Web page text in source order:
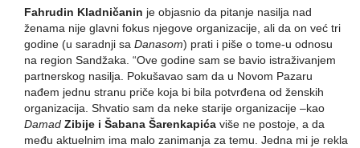
Fahrudin Kladničanin je objasnio da pitanje nasilja nad
ženama nije glavni fokus njegove organizacije, ali da on već tri
godine (u saradnji sa Danasom) prati i piše o tome-u odnosu
na region Sandžaka. “Ove godine sam se bavio istraživanjem
partnerskog nasilja. Pokušavao sam da u Novom Pazaru
nađem jednu stranu priče koja bi bila potvrđena od ženskih
organizacija. Shvatio sam da neke starije organizacije –kao
Damad Zibije i Šabana Šarenkapića više ne postoje, a da
među aktuelnim ima malo zanimanja za temu. Jedna mi je rekla